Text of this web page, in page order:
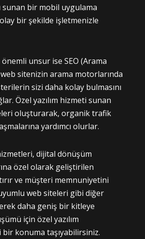
sunan bir mobil uygulama
bir şekilde işletmenizle
unsur ise SEO (Arama
sitenizin arama motorlarında
sizi daha kolay bulmasını
Özel yazılım hizmeti sunan
oluşturarak, organik trafik
yardımcı olurlar.
dijital dönüşüm
özel olarak geliştirilen
ve müşteri memnuniyetini
web siteleri gibi diğer
daha geniş bir kitleye
için özel yazılım
konuma taşıyabilirsiniz.